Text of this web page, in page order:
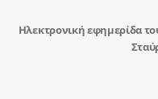
Ηλεκτρονική εφημερίδα